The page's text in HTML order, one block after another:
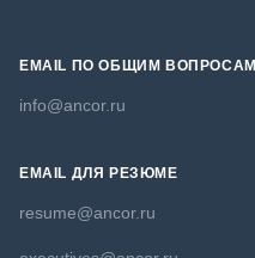
EMAIL ПО ОБЩИМ ВОПРОСАМ
info@ancor.ru
EMAIL ДЛЯ РЕЗЮМЕ
resume@ancor.ru